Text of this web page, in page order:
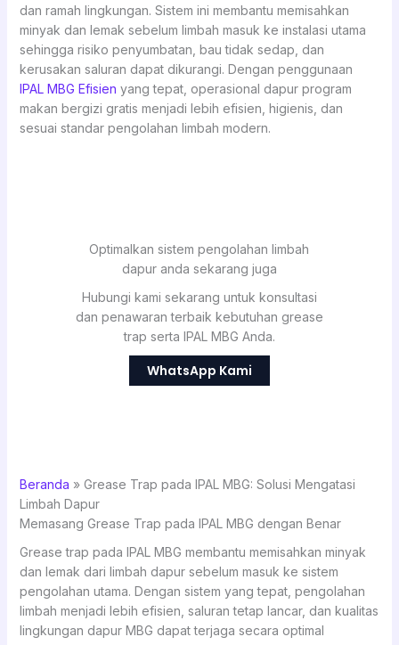
dan ramah lingkungan. Sistem ini membantu memisahkan
minyak dan lemak sebelum limbah masuk ke instalasi utama
sehingga risiko penyumbatan, bau tidak sedap, dan
kerusakan saluran dapat dikurangi. Dengan penggunaan
IPAL MBG Efisien yang tepat, operasional dapur program
makan bergizi gratis menjadi lebih efisien, higienis, dan
sesuai standar pengolahan limbah modern.
Optimalkan sistem pengolahan limbah
dapur anda sekarang juga
Hubungi kami sekarang untuk konsultasi
dan penawaran terbaik kebutuhan grease
trap serta IPAL MBG Anda.
WhatsApp Kami
Beranda » Grease Trap pada IPAL MBG: Solusi Mengatasi
Limbah Dapur
Memasang Grease Trap pada IPAL MBG dengan Benar
Grease trap pada IPAL MBG membantu memisahkan minyak
dan lemak dari limbah dapur sebelum masuk ke sistem
pengolahan utama. Dengan sistem yang tepat, pengolahan
limbah menjadi lebih efisien, saluran tetap lancar, dan kualitas
lingkungan dapur MBG dapat terjaga secara optimal